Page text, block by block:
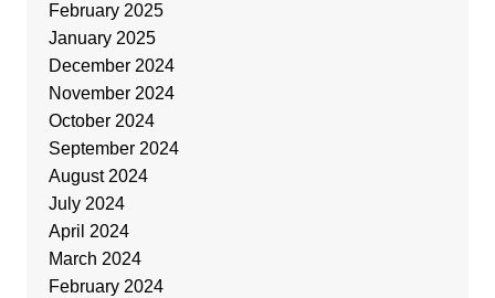
February 2025
January 2025
December 2024
November 2024
October 2024
September 2024
August 2024
July 2024
April 2024
March 2024
February 2024